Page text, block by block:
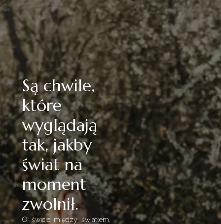
Są chwile,
które
wyglądają
tak, jakby
świat na
moment
zwolnił.
O świcie między światłem,